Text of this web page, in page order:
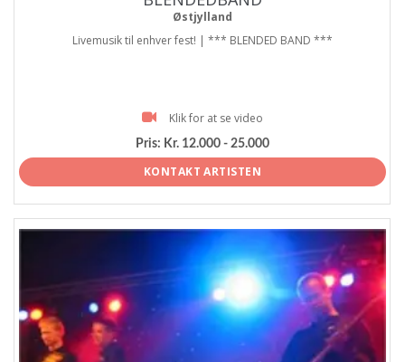
Østjylland
Livemusik til enhver fest! | *** BLENDED BAND ***
Klik for at se video
Pris: Kr. 12.000 - 25.000
KONTAKT ARTISTEN